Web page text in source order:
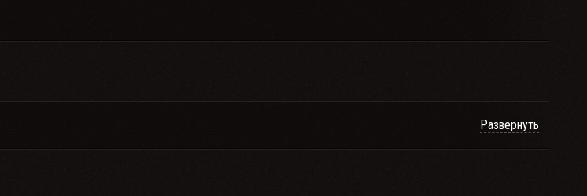
Развернуть